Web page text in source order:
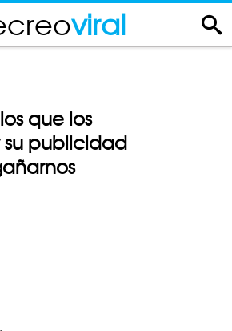
viral
que los
publicidad